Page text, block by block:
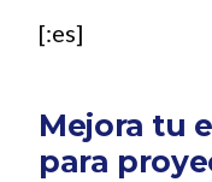
[:es]
Mejora tu
para p